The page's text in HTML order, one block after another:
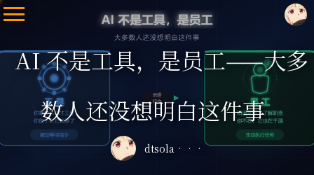
AI 不是工具，是员工——大多
数人还没想明白这件事
dtsola